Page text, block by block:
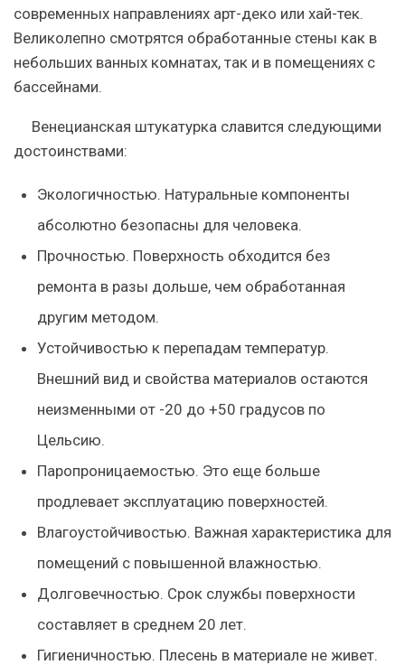
современных направлениях арт-деко или хай-тек.
Великолепно смотрятся обработанные стены как в
небольших ванных комнатах, так и в помещениях с
бассейнами.
Венецианская штукатурка славится следующими
достоинствами:
Экологичностью. Натуральные компоненты
абсолютно безопасны для человека.
Прочностью. Поверхность обходится без
ремонта в разы дольше, чем обработанная
другим методом.
Устойчивостью к перепадам температур.
Внешний вид и свойства материалов остаются
неизменными от -20 до +50 градусов по
Цельсию.
Паропроницаемостью. Это еще больше
продлевает эксплуатацию поверхностей.
Влагоустойчивостью. Важная характеристика для
помещений с повышенной влажностью.
Долговечностью. Срок службы поверхности
составляет в среднем 20 лет.
Гигиеничностью. Плесень в материале не живет.